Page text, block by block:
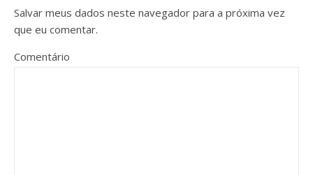
Salvar meus dados neste navegador para a próxima vez
que eu comentar.
Comentário